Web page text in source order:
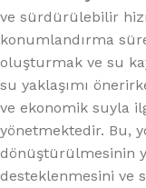
ve sürdürülebilir
konumlandırma
oluşturmak ve su
su yaklaşımı
ve ekonomik suyla
yönetmektedir. Bu,
dönüştürülmesinin
desteklenmesini ve